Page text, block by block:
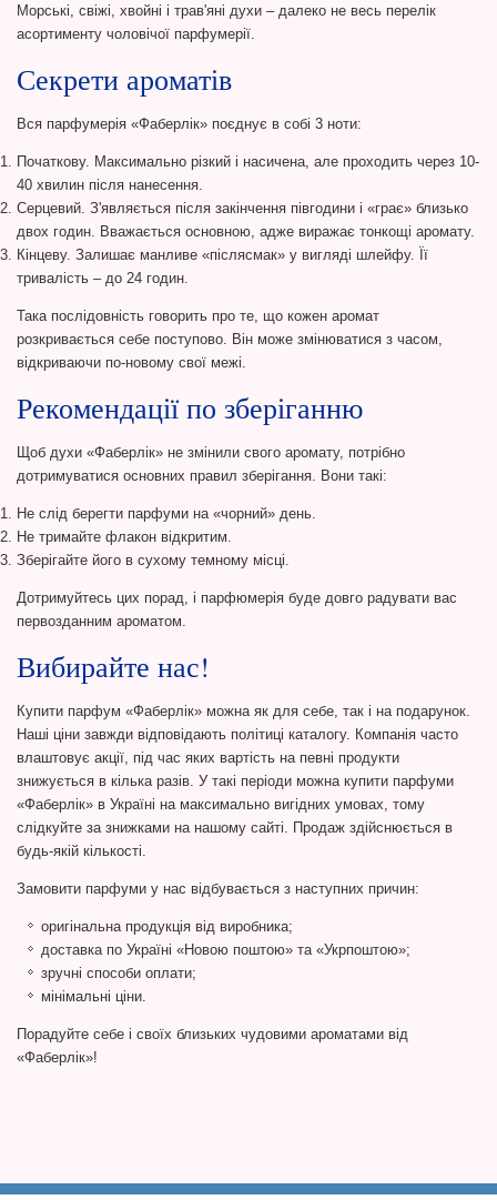
Морські, свіжі, хвойні і трав'яні духи – далеко не весь перелік
асортименту чоловічої парфумерії.
Секрети ароматів
Вся парфумерія «Фаберлік» поєднує в собі 3 ноти:
Початкову. Максимально різкий і насичена, але проходить через 10-
40 хвилин після нанесення.
Серцевий. З'являється після закінчення півгодини і «грає» близько
двох годин. Вважається основною, адже виражає тонкощі аромату.
Кінцеву. Залишає манливе «післясмак» у вигляді шлейфу. Її
тривалість – до 24 годин.
Така послідовність говорить про те, що кожен аромат
розкривається себе поступово. Він може змінюватися з часом,
відкриваючи по-новому свої межі.
Рекомендації по зберіганню
Щоб духи «Фаберлік» не змінили свого аромату, потрібно
дотримуватися основних правил зберігання. Вони такі:
Не слід берегти парфуми на «чорний» день.
Не тримайте флакон відкритим.
Зберігайте його в сухому темному місці.
Дотримуйтесь цих порад, і парфюмерія буде довго радувати вас
первозданним ароматом.
Вибирайте нас!
Купити парфум «Фаберлік» можна як для себе, так і на подарунок.
Наші ціни завжди відповідають політиці каталогу. Компанія часто
влаштовує акції, під час яких вартість на певні продукти
знижується в кілька разів. У такі періоди можна купити парфуми
«Фаберлік» в Україні на максимально вигідних умовах, тому
слідкуйте за знижками на нашому сайті. Продаж здійснюється в
будь-якій кількості.
Замовити парфуми у нас відбувається з наступних причин:
оригінальна продукція від виробника;
доставка по Україні «Новою поштою» та «Укрпоштою»;
зручні способи оплати;
мінімальні ціни.
Порадуйте себе і своїх близьких чудовими ароматами від
«Фаберлік»!